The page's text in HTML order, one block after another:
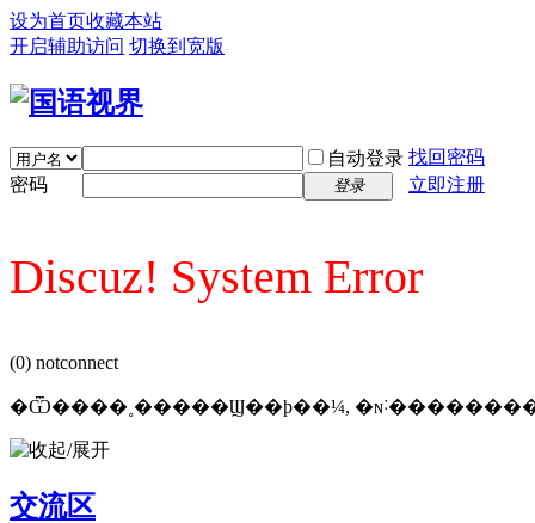
设为首页收藏本站
开启辅助访问 切换到宽版
自动登录 找回密码
密码
登录 立即注册
Discuz! System Error
(0) notconnect
�Ѿ����˳�����Ϣ��ϸ��¼,
交流区